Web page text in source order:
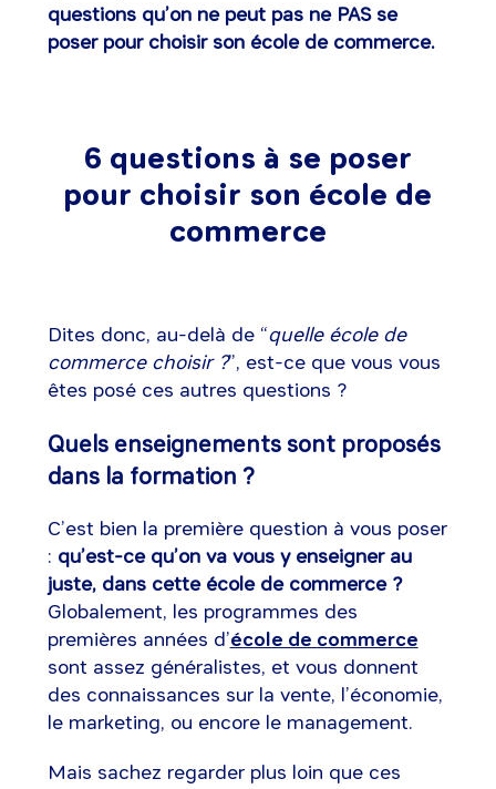
questions qu’on ne peut pas ne PAS se
poser pour choisir son école de commerce.
6 questions à se poser
pour choisir son école de
commerce
Dites donc, au-delà de “quelle école de
commerce choisir ?”, est-ce que vous vous
êtes posé ces autres questions ?
Quels enseignements sont proposés
dans la formation ?
C’est bien la première question à vous poser
: qu’est-ce qu’on va vous y enseigner au
juste, dans cette école de commerce ?
Globalement, les programmes des
premières années d’école de commerce
sont assez généralistes, et vous donnent
des connaissances sur la vente, l’économie,
le marketing, ou encore le management.
Mais sachez regarder plus loin que ces